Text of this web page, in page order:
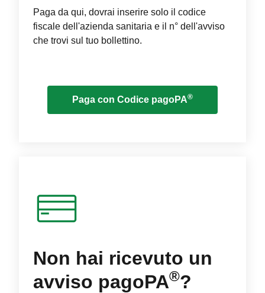
Paga da qui, dovrai inserire solo il codice
fiscale dell'azienda sanitaria e il n° dell'avviso
che trovi sul tuo bollettino.
Paga con Codice pagoPA®
Non hai ricevuto un
avviso pagoPA®?